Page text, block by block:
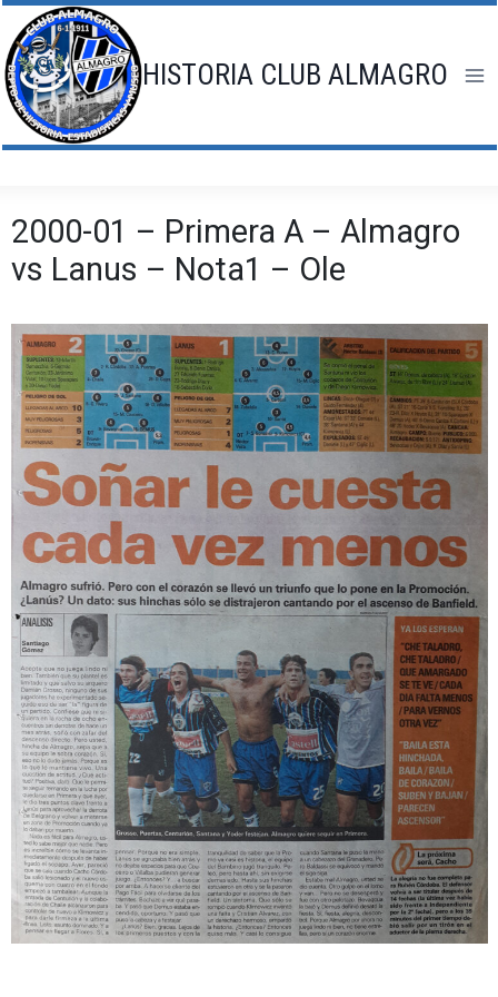
Saltar
al
contenido
HISTORIA CLUB ALMAGRO
2000-01 – Primera A – Almagro
vs Lanus – Nota1 – Ole